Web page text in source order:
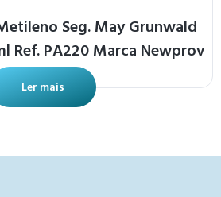
Seg. May Grunwald
Ref. PA220 Marca Newprov
Ler mais